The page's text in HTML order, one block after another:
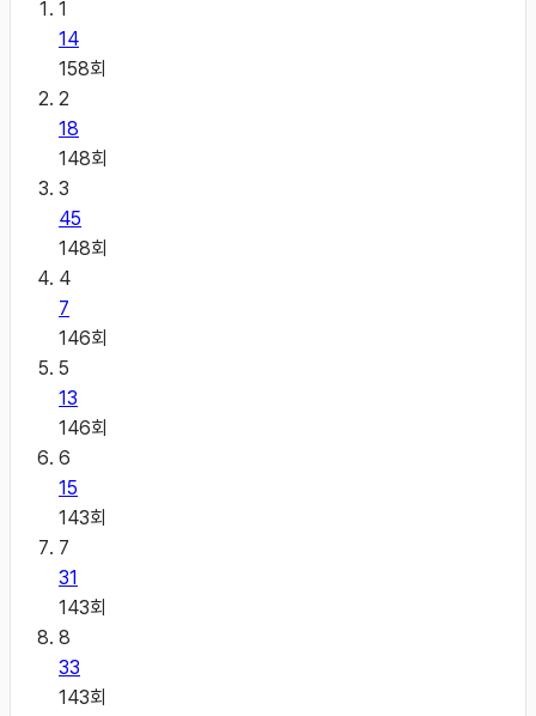
1
14
158회
2
18
148회
3
45
148회
4
7
146회
5
13
146회
6
15
143회
7
31
143회
8
33
143회